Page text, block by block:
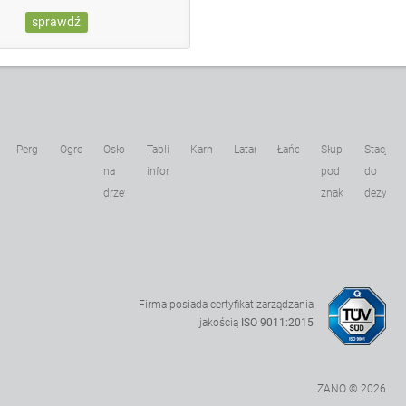
sprawdź
Pergole OgrodzeniaOsłony
na
drzewa
Tablice
informacyjne
Karmniki Latarnie ŁańcuchySłupki
pod
znaki
Stacje
do
Firma posiada certyfikat zarządzania
jakością ISO 9011:2015
ZANO © 2026